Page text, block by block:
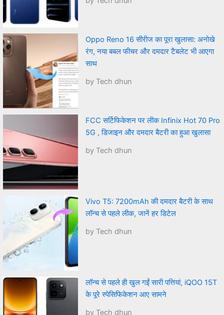
Oppo Reno 16 सीरीज का पूरा खुलासा: अनोखे
रंग, नया बबल फीचर और दमदार टैबलेट भी आएगा
साथ
by Tech dhun
FCC सर्टिफिकेशन पर लीक Infinix Hot 70 Pro
5G , डिजाइन और दमदार बैटरी का हुआ खुलासा
by Tech dhun
Vivo T5: 7200mAh की दमदार बैटरी के साथ
लॉन्च से पहले लीक, जानें हर डिटेल
by Tech dhun
लॉन्च से पहले ही खुल गईं सारी पत्तियां, iQOO 15T
के पूरे स्पेसिफिकेशन आए सामने
by Tech dhun